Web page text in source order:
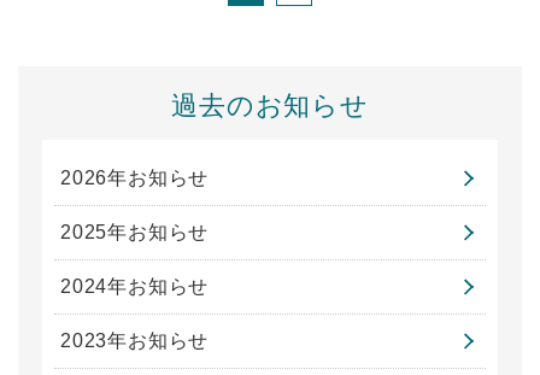
過去のお知らせ
2026年お知らせ
2025年お知らせ
2024年お知らせ
2023年お知らせ